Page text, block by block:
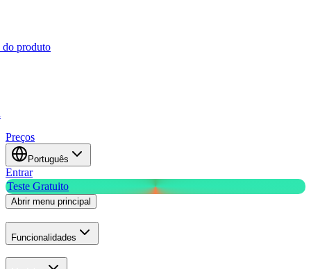
do produto
Preços
Português
Entrar
Teste Gratuito
Abrir menu principal
Funcionalidades